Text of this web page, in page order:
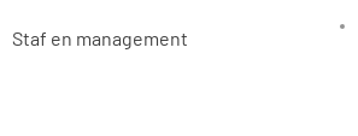
Staf en management